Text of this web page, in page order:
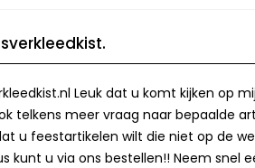
Leuk dat u komt kijken op
telkens meer vraag naar bepaalde
u feestartikelen wilt die niet op de
kunt u via ons bestellen!! Neem snel